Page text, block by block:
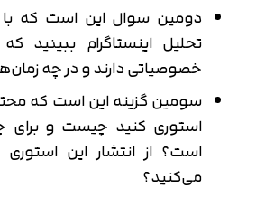
دومین سوال این است که با
تحلیل اینستاگرام ببینید
خصوصیاتی دارند و در چه
سومین گزینه این است که
استوری کنید چیست و
است؟ از انتشار این
می‌کنید؟
تایید کد
کد ارسال شده را وارد کنید
اصلاح شماره
تایید کد
دریافت مجدد کد: 00:59
متوجه شدم